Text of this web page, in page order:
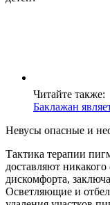
Читайте также:
Баклажан
Невусы опасные и
Тактика терапии
доставляют никакого
дискомфорта,
Осветляющие и